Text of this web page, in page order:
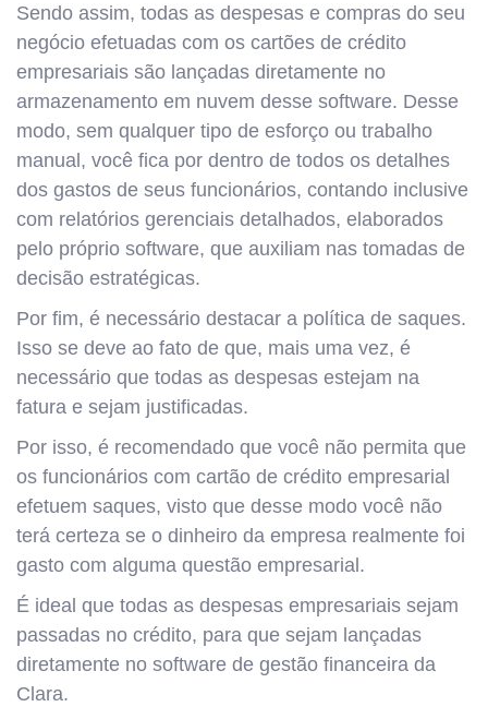
Sendo assim, todas as despesas e compras do seu
negócio efetuadas com os cartões de crédito
empresariais são lançadas diretamente no
armazenamento em nuvem desse software. Desse
modo, sem qualquer tipo de esforço ou trabalho
manual, você fica por dentro de todos os detalhes
dos gastos de seus funcionários, contando inclusive
com relatórios gerenciais detalhados, elaborados
pelo próprio software, que auxiliam nas tomadas de
decisão estratégicas.
Por fim, é necessário destacar a política de saques.
Isso se deve ao fato de que, mais uma vez, é
necessário que todas as despesas estejam na
fatura e sejam justificadas.
Por isso, é recomendado que você não permita que
os funcionários com cartão de crédito empresarial
efetuem saques, visto que desse modo você não
terá certeza se o dinheiro da empresa realmente foi
gasto com alguma questão empresarial.
É ideal que todas as despesas empresariais sejam
passadas no crédito, para que sejam lançadas
diretamente no software de gestão financeira da
Clara.